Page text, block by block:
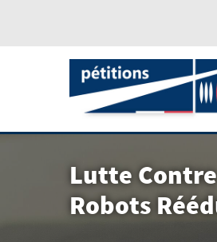
Lutte
Robots